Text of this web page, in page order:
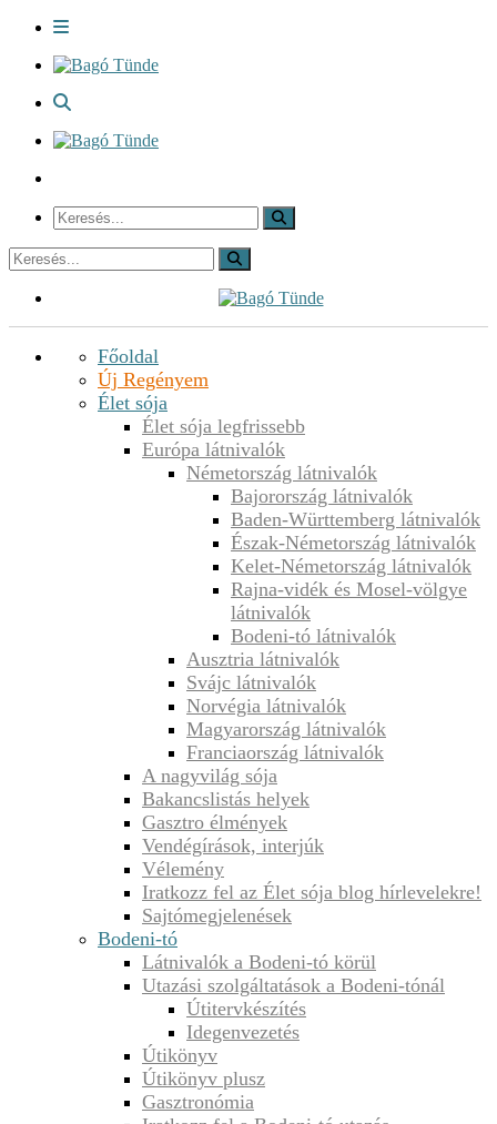
Főoldal
Új Regényem
Élet sója
Élet sója legfrissebb
Európa látnivalók
Németország látnivalók
Bajorország látnivalók
Baden-Württemberg látnivalók
Észak-Németország látnivalók
Kelet-Németország látnivalók
Rajna-vidék és Mosel-völgye
látnivalók
Bodeni-tó látnivalók
Ausztria látnivalók
Svájc látnivalók
Norvégia látnivalók
Magyarország látnivalók
Franciaország látnivalók
A nagyvilág sója
Bakancslistás helyek
Gasztro élmények
Vendégírások, interjúk
Vélemény
Iratkozz fel az Élet sója blog hírlevelekre!
Sajtómegjelenések
Bodeni-tó
Látnivalók a Bodeni-tó körül
Utazási szolgáltatások a Bodeni-tónál
Útitervkészítés
Idegenvezetés
Útikönyv
Útikönyv plusz
Gasztronómia